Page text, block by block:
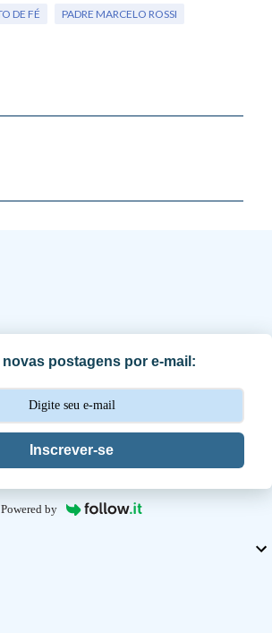
DE FÉ PADRE MARCELO ROSSI
novas postagens por e-mail:
Inscrever-se
Powered by